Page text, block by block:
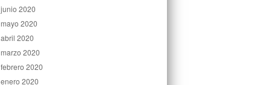
junio 2020
mayo 2020
abril 2020
marzo 2020
febrero 2020
enero 2020